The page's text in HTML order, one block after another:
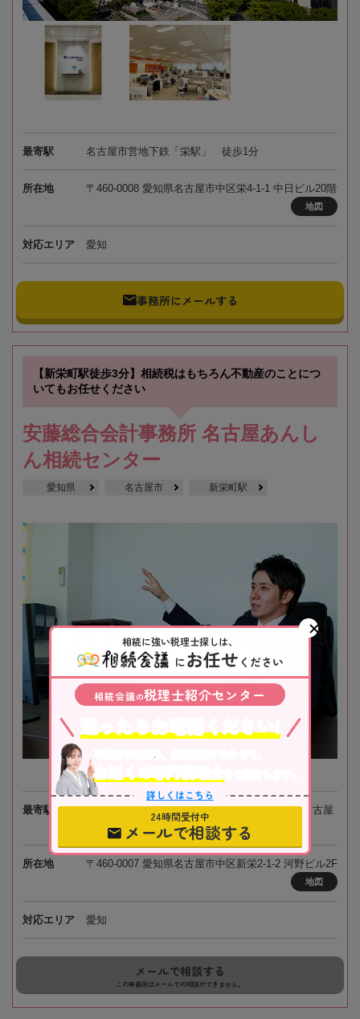
最寄駅 名古屋市営地下鉄「栄駅」 徒歩1分
所在地 〒460-0008 愛知県名古屋市中区栄4-1-1 中日ビル20階
地図
対応エリア 愛知
事務所にメールする
【新栄町駅徒歩3分】相続税はもちろん不動産のことにつ
いてもお任せください
安藤総合会計事務所 名古屋あんし
ん相続センター
愛知県 名古屋市 新栄町駅
最寄駅
名古屋市営地下鉄「新栄町駅」徒歩3分 / JR・名古屋
市営地下鉄「千種駅」徒歩12分
所在地 〒460-0007 愛知県名古屋市中区新栄2-1-2 河野ビル2F
地図
対応エリア 愛知
メールで相談する
この事務所はメールでの相談ができません。
相続に強い税理士探しは、
にお任せ ください
相続会議の税理士紹介センター
不動産や株式等、相続資産に合わせて、
お近くの専門税理士
をご紹介します。
詳しくはこちら
24時間受付中
メールで相談する